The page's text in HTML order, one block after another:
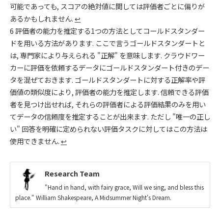
可能であっても, スコアの絶対値に関しては評価者ごとに偏りが
あるかもしれません.↩
6評価者の能力を推定する1つの方法としてコールドスタンダー
ドを用いる方法があります. ここで言うゴールドスタンダートと
は, 専門家により与えられる "正解" を意味します. クラウドワー
カーに評価を依頼するデータにゴールドスタンダート付きのデー
タを混ぜておきます. ゴールドスタンダートに対する正解率や評
価値の類似度により, 評価者の能力を推定します. 信頼できる評価
者を見つけ出せれば, それらの評価者による評価結果のみを用い
てデータの信頼度を推定することが出来ます. ただし "唯一の正し
い" 回答を明確に定められない評価タスクに対してはこの方法は
使用できません.↩
Research Team
"Hand in hand, with fairy grace, Will we sing, and bless this
place." William Shakespeare, A Midsummer Night's Dream.